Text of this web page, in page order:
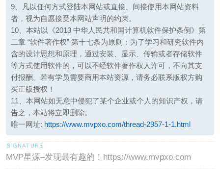
9、凡以任何方式登陆本网站或直接、间接使用本网站资料
者，视为自愿接受本网站声明的约束。
10、本站以《2013 中华人民共和国计算机软件保护条例》第
二章 “软件著作权” 第十七条为原则：为了学习和研究软件内
含的设计思想和原理，通过安装、显示、传输或者存储软件
等方式使用软件的，可以不经软件著作权人许可，不向其支
付报酬。若有学员需要商用本站资源，请务必联系版权方购
买正版授权！
11、本网站如无意中侵犯了某个企业或个人的知识产权，请
告之，本站将立即删除。
唯一网址: https://www.mvpxo.com/thread-2957-1-1.html
MVP星源–发现最有趣的！https://www.mvpxo.com